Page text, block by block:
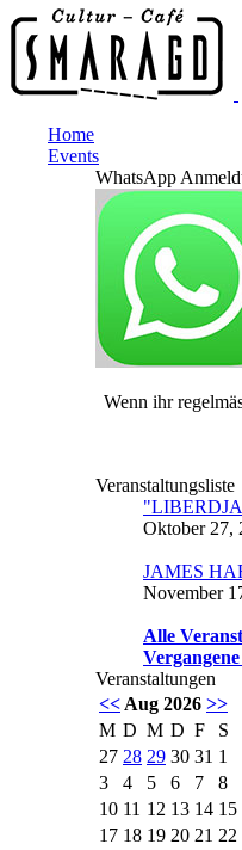
Home
Events
WhatsApp
Wenn ihr
Veranstaltungsliste
Oktober 27,
JAMES
November
Alle
Veranstaltungen
<< Aug 2026 >>
M D M D F S
27 28 29 30 31 1
3
4 5 6 7 8
10 11 12 13 14 15
17 18 19 20 21 22